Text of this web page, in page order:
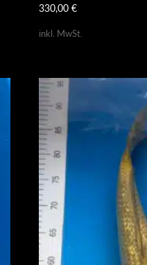
330,00€
inkl. MwSt.